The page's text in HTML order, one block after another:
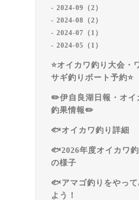
2024-09（2）
2024-08（2）
2024-07（1）
2024-05（1）
⭐️オイカワ釣り大会・
サギ釣りボート予約⭐️
✏️伊自良湖日報・オイ
釣果情報✏️
🐟オイカワ釣り詳細
🐟2026年度オイカワ釣
の様子
🐟アマゴ釣りをやって
よう！